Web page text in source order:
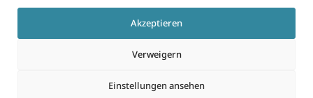
Akzeptieren
Verweigern
Einstellungen ansehen
Deutsch
Fenster)
in
einem
neuen
Fenster)
in
einem
neuen
Fenster)
in
neuen